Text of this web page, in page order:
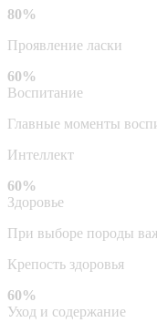
80%
Проявление ласки
60%
Воспитание
Главные моменты
Интеллект
60%
Здоровье
При выборе породы
Крепость здоровья
60%
Уход и содержание